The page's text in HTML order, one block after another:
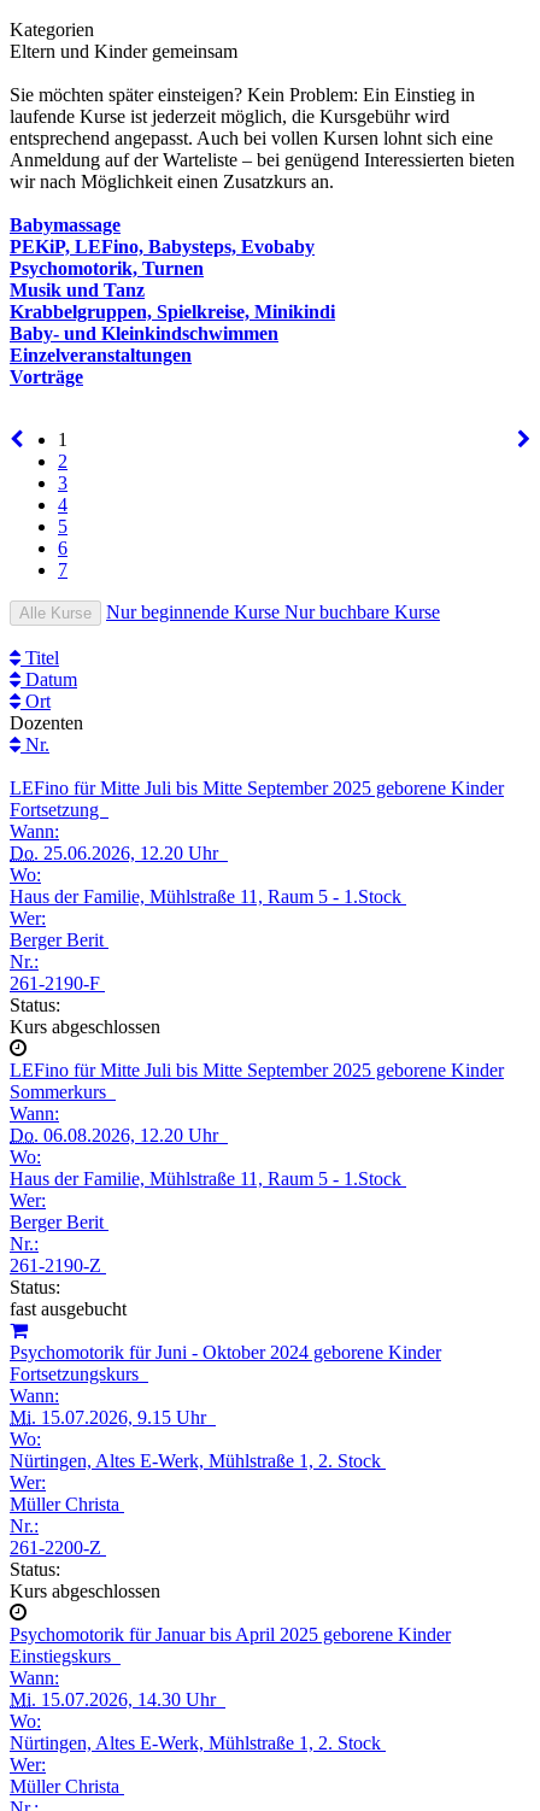
Kategorien
Eltern und Kinder gemeinsam
Sie möchten später einsteigen? Kein Problem: Ein Einstieg in
laufende Kurse ist jederzeit möglich, die Kursgebühr wird
entsprechend angepasst. Auch bei vollen Kursen lohnt sich eine
Anmeldung auf der Warteliste – bei genügend Interessierten bieten
wir nach Möglichkeit einen Zusatzkurs an.
Babymassage
PEKiP, LEFino, Babysteps, Evobaby
Psychomotorik, Turnen
Musik und Tanz
Krabbelgruppen, Spielkreise, Minikindi
Baby- und Kleinkindschwimmen
Einzelveranstaltungen
Vorträge
1
2
3
4
5
6
7
Alle Kurse Nur beginnende Kurse Nur buchbare Kurse
Titel
Datum
Ort
Dozenten
Nr.
LEFino für Mitte Juli bis Mitte September 2025 geborene Kinder
Fortsetzung
Wann:
Do. 25.06.2026, 12.20 Uhr
Wo:
Haus der Familie, Mühlstraße 11, Raum 5 - 1.Stock
Wer:
Berger Berit
Nr.:
261-2190-F
Status:
Kurs abgeschlossen
LEFino für Mitte Juli bis Mitte September 2025 geborene Kinder
Sommerkurs
Wann:
Do. 06.08.2026, 12.20 Uhr
Wo:
Haus der Familie, Mühlstraße 11, Raum 5 - 1.Stock
Wer:
Berger Berit
Nr.:
261-2190-Z
Status:
fast ausgebucht
Psychomotorik für Juni - Oktober 2024 geborene Kinder
Fortsetzungskurs
Wann:
Mi. 15.07.2026, 9.15 Uhr
Wo:
Nürtingen, Altes E-Werk, Mühlstraße 1, 2. Stock
Wer:
Müller Christa
Nr.:
261-2200-Z
Status:
Kurs abgeschlossen
Psychomotorik für Januar bis April 2025 geborene Kinder
Einstiegskurs
Wann:
Mi. 15.07.2026, 14.30 Uhr
Wo:
Nürtingen, Altes E-Werk, Mühlstraße 1, 2. Stock
Wer:
Müller Christa